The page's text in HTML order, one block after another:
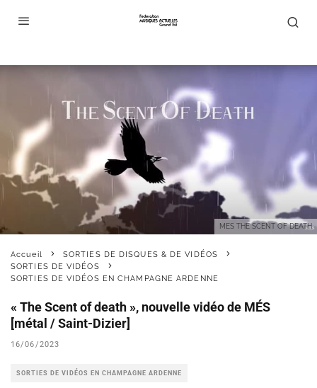
MES THE SCENT OF DEATH
Accueil
SORTIES DE DISQUES & DE VIDÉOS
SORTIES DE VIDÉOS
SORTIES DE VIDÉOS EN CHAMPAGNE ARDENNE
« The Scent of death », nouvelle vidéo de MÉS
[métal / Saint-Dizier]
16/06/2023
SORTIES DE VIDÉOS EN CHAMPAGNE ARDENNE